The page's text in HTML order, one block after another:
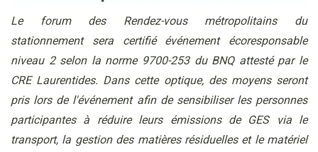
Le forum des Rendez-vous métropolitains du
stationnement sera certifié événement écoresponsable
niveau 2 selon la norme 9700-253 du BNQ attesté par le
CRE Laurentides. Dans cette optique, des moyens seront
pris lors de l'événement afin de sensibiliser les personnes
participantes à réduire leurs émissions de GES via le
transport, la gestion des matières résiduelles et le matériel